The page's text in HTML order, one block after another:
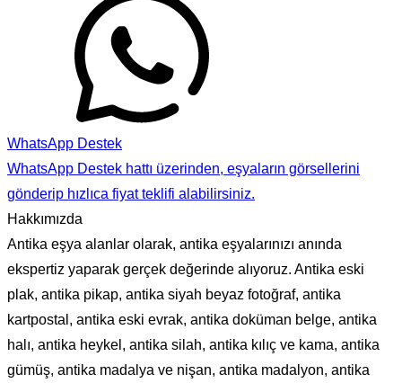
WhatsApp Destek
WhatsApp Destek hattı üzerinden, eşyaların görsellerini
gönderip hızlıca fiyat teklifi alabilirsiniz.
Hakkımızda
Antika eşya alanlar olarak, antika eşyalarınızı anında
ekspertiz yaparak gerçek değerinde alıyoruz. Antika eski
plak, antika pikap, antika siyah beyaz fotoğraf, antika
kartpostal, antika eski evrak, antika doküman belge, antika
halı, antika heykel, antika silah, antika kılıç ve kama, antika
gümüş, antika madalya ve nişan, antika madalyon, antika